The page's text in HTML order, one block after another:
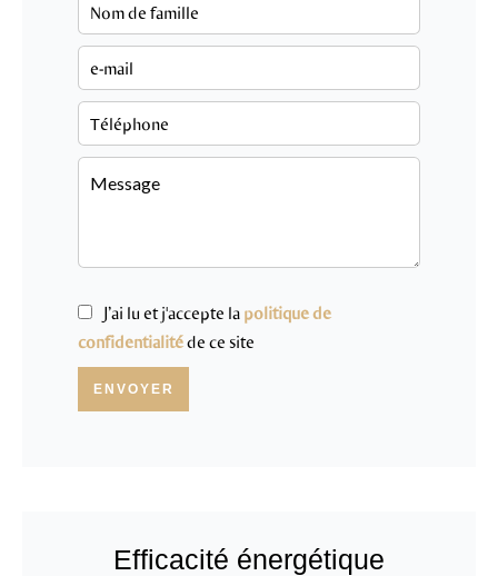
J’ai lu et j'accepte la politique de
confidentialitéde ce site
ENVOYER
Efficacité énergétique